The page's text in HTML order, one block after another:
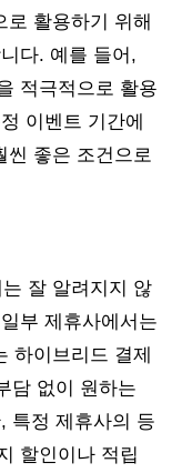
로 활용하기 위해
다. 예를 들어,
적극적으로 활용
이벤트 기간에
씬 좋은 조건으로
잘 알려지지 않
부 제휴사에서는
하이브리드 결제
담 없이 원하는
특정 제휴사의 등
할인이나 적립